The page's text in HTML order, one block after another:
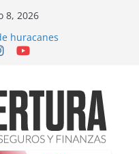
8, 2026
huracanes
Presiones cruzadas
innovación